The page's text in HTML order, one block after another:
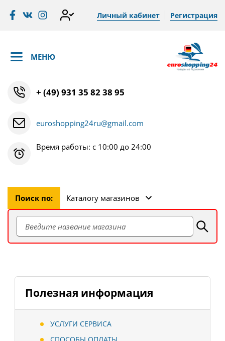
Личный кабинет Регистрация
МЕНЮ
+ (49) 931 35 82 38 95
euroshopping24ru@gmail.com
Время работы: с 10:00 до 24:00
Поиск по: Каталогу магазинов
Полезная информация
УСЛУГИ СЕРВИСА